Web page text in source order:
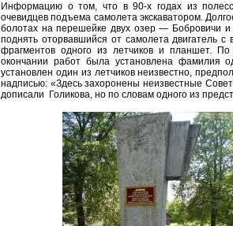
Информацию о том, что в 90-х годах из
очевидцев подъема самолета экскаватором.
болотах на перешейке двух озер — Бобровичи
поднять оторвавшийся от самолета двигатель
фрагментов одного из летчиков и планшет.
окончании работ была установлена фамилия
установлен один из летчиков неизвестно,
надписью: «Здесь захоронены неизвестные
дописали Голикова, но по словам одного из